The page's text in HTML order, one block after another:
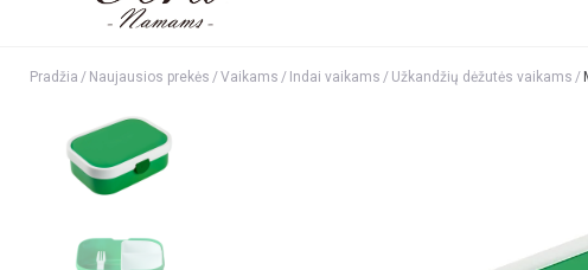
Pradžia / Naujausios prekės /Vaikams / Indai vaikams / Užkandžių dėžutės vaikams /